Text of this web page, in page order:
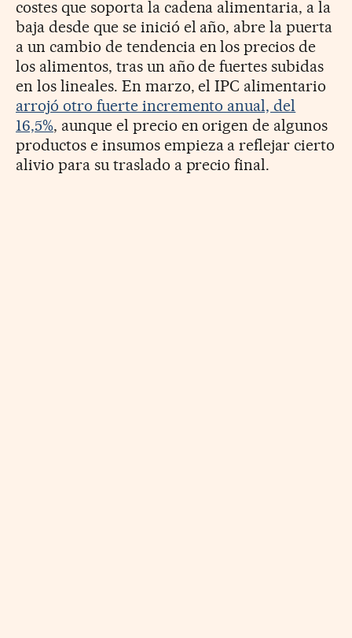
costes que soporta la cadena alimentaria, a la
baja desde que se inició el año, abre la puerta
a un cambio de tendencia en los precios de
los alimentos, tras un año de fuertes subidas
en los lineales. En marzo, el IPC alimentario
arrojó otro fuerte incremento anual, del
16,5%, aunque el precio en origen de algunos
productos e insumos empieza a reflejar cierto
alivio para su traslado a precio final.